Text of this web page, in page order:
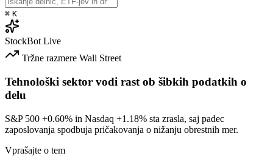
⌘ K
StockBot Live
Tržne razmere Wall Street
Tehnološki sektor vodi rast ob šibkih podatkih o
delu
S&P 500 +0.60% in Nasdaq +1.18% sta zrasla, saj padec
zaposlovanja spodbuja pričakovanja o nižanju obrestnih mer.
Vprašajte o tem